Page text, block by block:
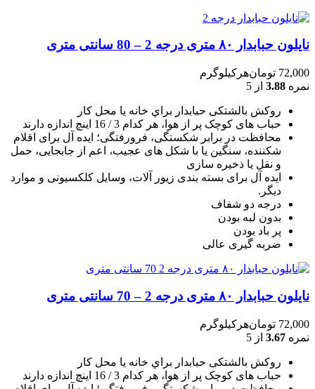
نایلون حبابدار ۸۰ متری درجه 2 – 80 سانتی متری
72,000 تومانهرکیلوگرم
نمره 3.88 از 5
روکش بالشتکی حبابدار براي خانه يا محل کار
حباب های کوچک پر از هوا، هر کدام 3 / 16 اينچ اندازه دارند
محافظت در برابر شکستگی، فرورفتگی؛ ايده آل برای اقلام
شکننده، سنگين يا با شکل های عجيب، اعم از جابجايی، حمل
و نقل يا ذخيره سازی
ایده آل برای بسته بندی زیور آلات، وسایل کلکسیونی و موارد
دیگر.
درجه دو شفاف
بدون لبه بودن
پر باد بودن
ضربه گیری عالی
نایلون حبابدار ۸۰ متری درجه 2 – 70 سانتی متری
72,000 تومانهرکیلوگرم
نمره 3.67 از 5
روکش بالشتکی حبابدار براي خانه يا محل کار
حباب های کوچک پر از هوا، هر کدام 3 / 16 اينچ اندازه دارند